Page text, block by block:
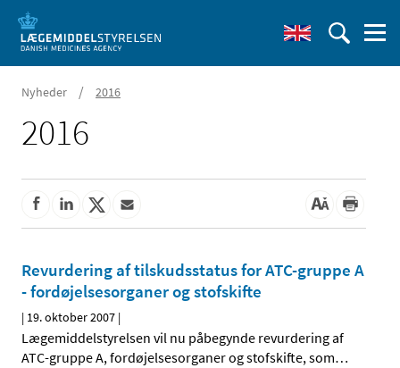
Nyheder / 2016
2016
Revurdering af tilskudsstatus for ATC-gruppe A
- fordøjelsesorganer og stofskifte
| 19. oktober 2007 |
Lægemiddelstyrelsen vil nu påbegynde revurdering af
ATC-gruppe A, fordøjelsesorganer og stofskifte, som…